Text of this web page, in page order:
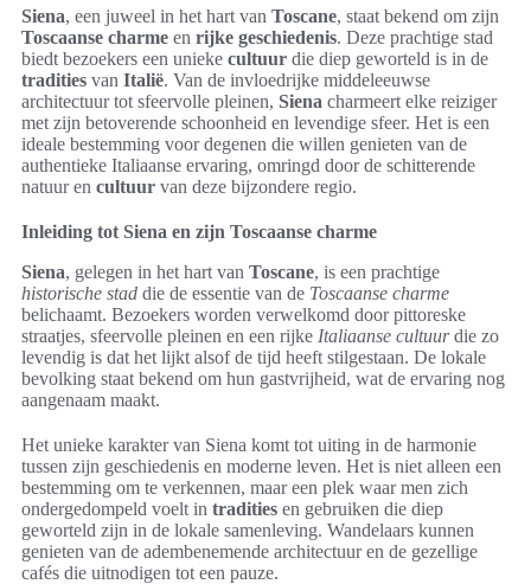
Siena, een juweel in het hart van Toscane, staat bekend om zijn
Toscaanse charme en rijke geschiedenis. Deze prachtige stad
biedt bezoekers een unieke cultuur die diep geworteld is in de
tradities van Italië. Van de invloedrijke middeleeuwse
architectuur tot sfeervolle pleinen, Siena charmeert elke reiziger
met zijn betoverende schoonheid en levendige sfeer. Het is een
ideale bestemming voor degenen die willen genieten van de
authentieke Italiaanse ervaring, omringd door de schitterende
natuur en cultuur van deze bijzondere regio.
Inleiding tot Siena en zijn Toscaanse charme
Siena, gelegen in het hart van Toscane, is een prachtige
historische stad die de essentie van de Toscaanse charme
belichaamt. Bezoekers worden verwelkomd door pittoreske
straatjes, sfeervolle pleinen en een rijke Italiaanse cultuurdie zo
levendig is dat het lijkt alsof de tijd heeft stilgestaan. De lokale
bevolking staat bekend om hun gastvrijheid, wat de ervaring nog
aangenaam maakt.
Het unieke karakter van Siena komt tot uiting in de harmonie
tussen zijn geschiedenis en moderne leven. Het is niet alleen een
bestemming om te verkennen, maar een plek waar men zich
ondergedompeld voelt in tradities en gebruiken die diep
geworteld zijn in de lokale samenleving. Wandelaars kunnen
genieten van de adembenemende architectuur en de gezellige
cafés die uitnodigen tot een pauze.